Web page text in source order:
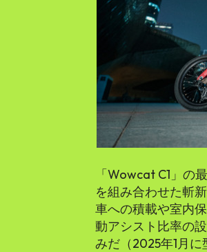
「Wowcat C1」の
を組み合わせた斬
車への積載や室内
動アシスト比率の
みだ（2025年1月に